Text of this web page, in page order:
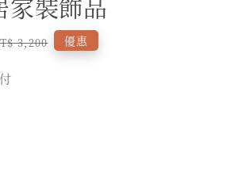
3,200 優惠